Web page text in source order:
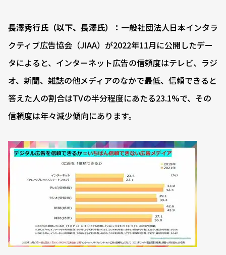
長澤秀行氏（以下、長澤氏）： 一般社団法人日本インタラ
クティブ広告協会（JIAA）が2022年11月に公開したデー
タによると、インターネット広告の信頼度はテレビ、ラジ
オ、新聞、雑誌の他メディアのなかで最低、信頼できると
答えた人の割合はTVの半分程度にあたる23.1%で、その
信頼度は年々減少傾向にあります。